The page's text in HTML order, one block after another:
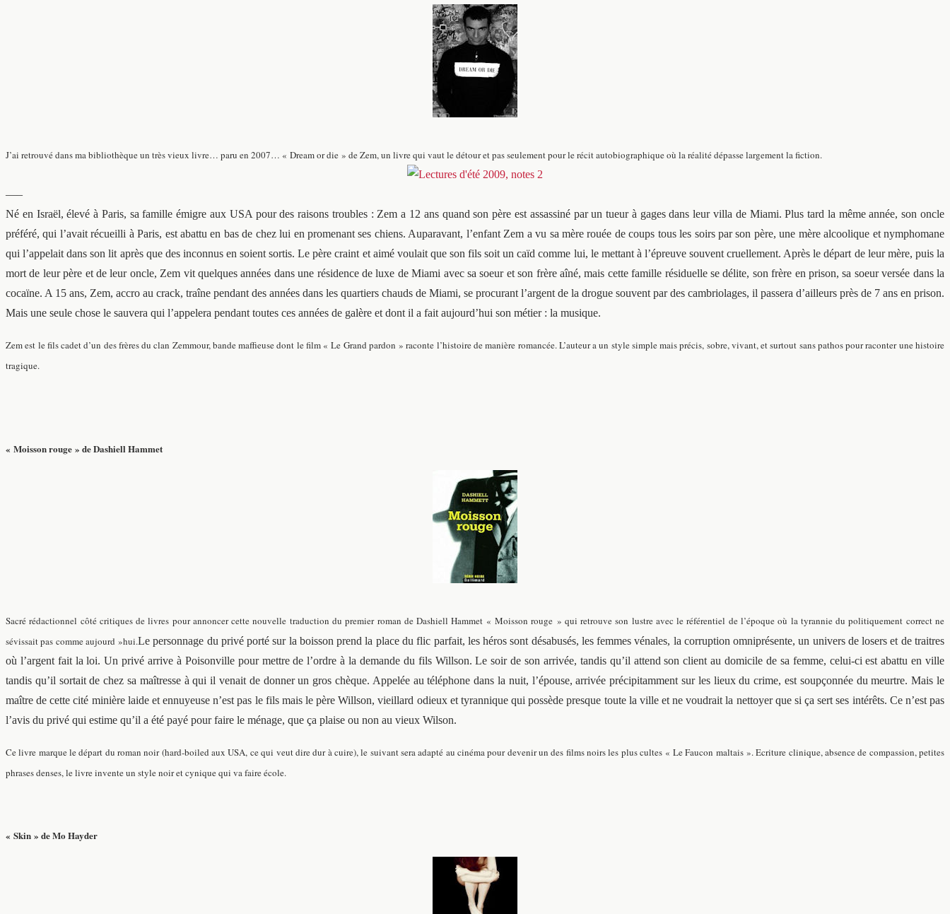
J’ai retrouvé dans ma bibliothèque un très vieux livre… paru en 2007… « Dream or die » de Zem, un livre qui vaut le détour et pas seulement pour le récit autobiographique où la réalité dépasse largement la fiction.
—–
Né en Israël, élevé à Paris, sa famille émigre aux USA pour des raisons troubles : Zem a 12 ans quand son père est assassiné par un tueur à gages dans leur villa de Miami. Plus tard la même année, son oncle
préféré, qui l’avait récueilli à Paris, est abattu en bas de chez lui en promenant ses chiens. Auparavant, l’enfant Zem a vu sa mère rouée de coups tous les soirs par son père, une mère alcoolique et nymphomane
qui l’appelait dans son lit après que des inconnus en soient sortis. Le père craint et aimé voulait que son fils soit un caïd comme lui, le mettant à l’épreuve souvent cruellement. Après le départ de leur mère, puis la
mort de leur père et de leur oncle, Zem vit quelques années dans une résidence de luxe de Miami avec sa soeur et son frère aîné, mais cette famille résiduelle se délite, son frère en prison, sa soeur versée dans la
cocaïne. A 15 ans, Zem, accro au crack, traîne pendant des années dans les quartiers chauds de Miami, se procurant l’argent de la drogue souvent par des cambriolages, il passera d’ailleurs près de 7 ans en prison.
Mais une seule chose le sauvera qui l’appelera pendant toutes ces années de galère et dont il a fait aujourd’hui son métier : la musique.
Zem est le fils cadet d’un des frères du clan Zemmour, bande maffieuse dont le film « Le Grand pardon » raconte l’histoire de manière romancée.L’auteur a un style simple mais précis, sobre, vivant, et surtout sans pathos pour raconter une histoire
tragique.
« Moisson rouge » de Dashiell Hammet
Sacré rédactionnel côté critiques de livres pour annoncer cette nouvelle traduction du premier roman de Dashiell Hammet « Moisson rouge » qui retrouve son lustre avec le référentiel de l’époque où la tyrannie du politiquement correct ne
sévissait pas comme aujourd »hui.Le personnage du privé porté sur la boisson prend la place du flic parfait, les héros sont désabusés, les femmes vénales, la corruption omniprésente, un univers de losers et de traitres
où l’argent fait la loi. Un privé arrive à Poisonville pour mettre de l’ordre à la demande du fils Willson. Le soir de son arrivée, tandis qu’il attend son client au domicile de sa femme, celui-ci est abattu en ville
tandis qu’il sortait de chez sa maîtresse à qui il venait de donner un gros chèque. Appelée au téléphone dans la nuit, l’épouse, arrivée précipitamment sur les lieux du crime, est soupçonnée du meurtre. Mais le
maître de cette cité minière laide et ennuyeuse n’est pas le fils mais le père Willson, vieillard odieux et tyrannique qui possède presque toute la ville et ne voudrait la nettoyer que si ça sert ses intérêts. Ce n’est pas
l’avis du privé qui estime qu’il a été payé pour faire le ménage, que ça plaise ou non au vieux Wilson.
Ce livre marque le départ du roman noir (hard-boiled aux USA, ce qui veut dire dur à cuire), le suivant sera adapté au cinéma pour devenir un des films noirs les plus cultes « Le Faucon maltais ». Ecriture clinique, absence de compassion, petites
phrases denses, le livre invente un style noir et cynique qui va faire école.
« Skin » de Mo Hayder